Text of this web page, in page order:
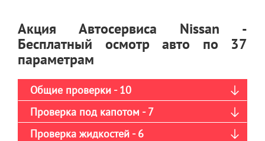
Акция Автосервиса Nissan -
Бесплатный осмотр авто по 37
параметрам
Общие проверки - 10
Проверка под капотом - 7
Проверка жидкостей - 6